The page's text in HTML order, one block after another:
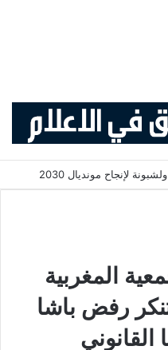
لإنجاح مونديال 2030
المغربية
رفض باشا
القانوني